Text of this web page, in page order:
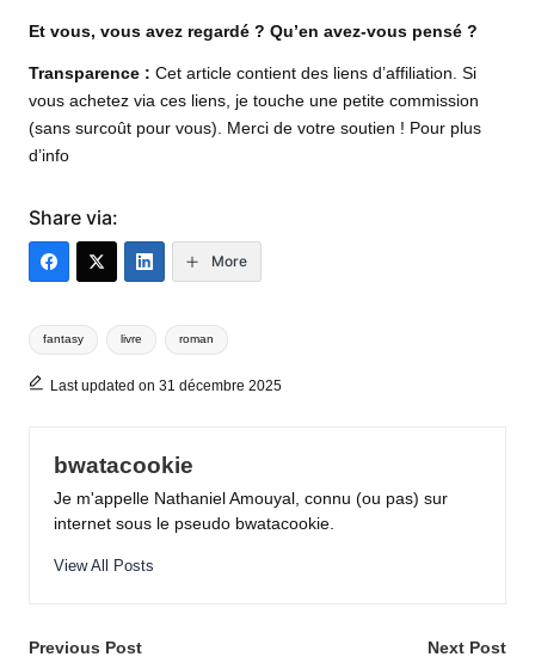
Et vous, vous avez regardé ? Qu’en avez-vous pensé ?
Transparence : Cet article contient des liens d’affiliation. Si
vous achetez via ces liens, je touche une petite commission
(sans surcoût pour vous). Merci de votre soutien ! Pour plus
d’info
Share via:
More
Tags:
fantasy livre roman
Last updated on 31 décembre 2025
bwatacookie
Je m'appelle Nathaniel Amouyal, connu (ou pas) sur
internet sous le pseudo bwatacookie.
View All Posts
Post
Previous Post Next Post